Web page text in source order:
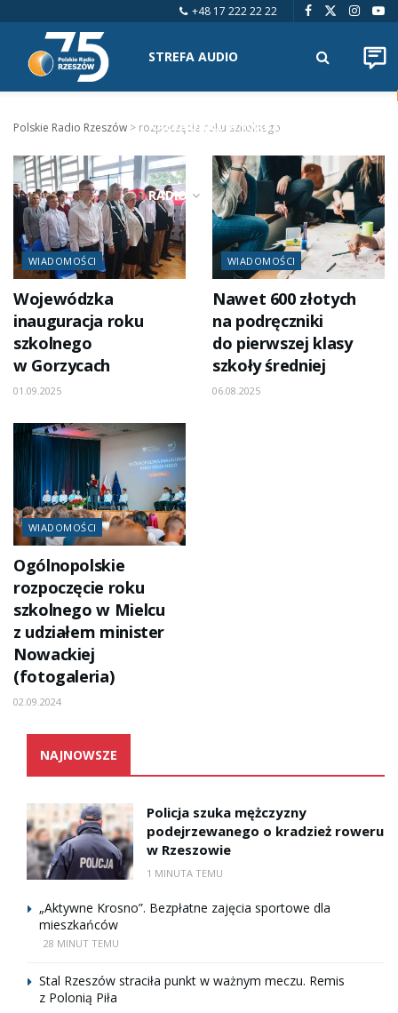
+48 17 222 22 22
STREFA AUDIO
KALENDARZ WYDARZEŃ
RADIO
Polskie Radio Rzeszów > rozpoczęcie roku szkolnego
WIADOMOŚCI
Wojewódzka
inauguracja roku
szkolnego
w Gorzycach
01.09.2025
WIADOMOŚCI
Nawet 600 złotych
na podręczniki
do pierwszej klasy
szkoły średniej
06.08.2025
WIADOMOŚCI
Ogólnopolskie
rozpoczęcie roku
szkolnego w Mielcu
z udziałem minister
Nowackiej
(fotogaleria)
02.09.2024
NAJNOWSZE
Policja szuka mężczyzny
podejrzewanego o kradzież roweru
w Rzeszowie
1 MINUTA TEMU
„Aktywne Krosno”. Bezpłatne zajęcia sportowe dla
mieszkańców
28 MINUT TEMU
Stal Rzeszów straciła punkt w ważnym meczu. Remis
z Polonią Piła